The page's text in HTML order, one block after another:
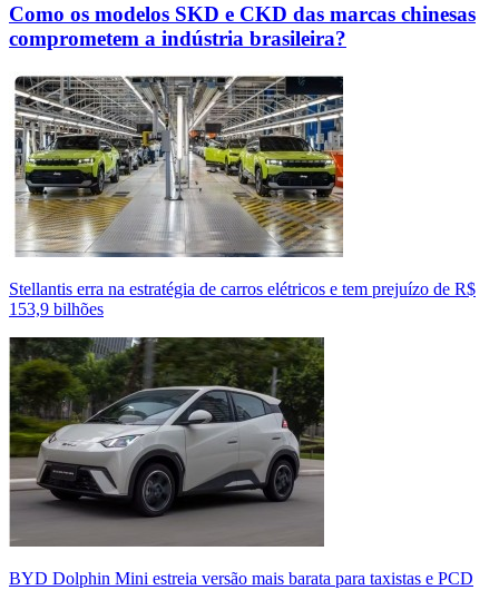
Como os modelos SKD e CKD das marcas chinesas
comprometem a indústria brasileira?
Stellantis erra na estratégia de carros elétricos e tem prejuízo de R$
153,9 bilhões
BYD Dolphin Mini estreia versão mais barata para taxistas e PCD